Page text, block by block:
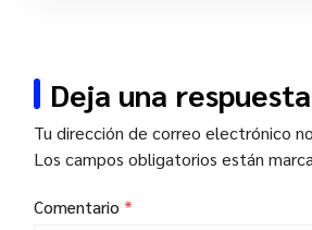
Deja una respuesta
Tu dirección de correo electrónico
Los campos obligatorios están
Comentario *